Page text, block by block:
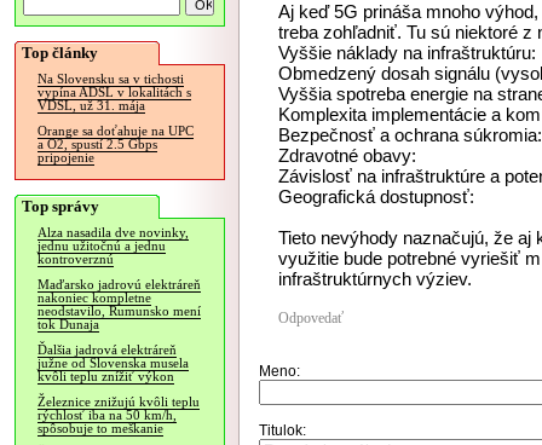
Top články
Na Slovensku sa v tichosti
vypína ADSL v lokalitách s
VDSL, už 31. mája
Orange sa doťahuje na UPC
a O2, spustí 2.5 Gbps
pripojenie
Top správy
Alza nasadila dve novinky,
jednu užitočnú a jednu
kontroverznú
Maďarsko jadrovú elektráreň
nakoniec kompletne
neodstavilo, Rumunsko mení
tok Dunaja
Ďalšia jadrová elektráreň
južne od Slovenska musela
kvôli teplu znížiť výkon
Železnice znižujú kvôli teplu
rýchlosť iba na 50 km/h,
spôsobuje to meškanie
Aj keď 5G prináša mnoho
treba zohľadniť. Tu sú niektoré z
Vyššie náklady na infraštruktúru:
Obmedzený dosah signálu
Vyššia spotreba energie na
Komplexita implementácie a
Bezpečnosť a ochrana súkromia:
Zdravotné obavy:
Závislosť na infraštruktúre a
Geografická dostupnosť:
Tieto nevýhody naznačujú, že aj
využitie bude potrebné vyriešiť
infraštruktúrnych výziev.
Odpovedať
Meno:
Titulok: